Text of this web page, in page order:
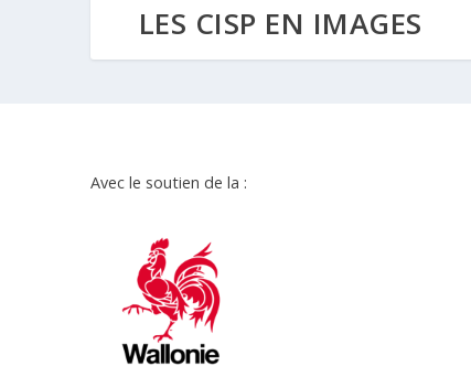
LES CISP EN IMAGES
Avec le soutien de la :